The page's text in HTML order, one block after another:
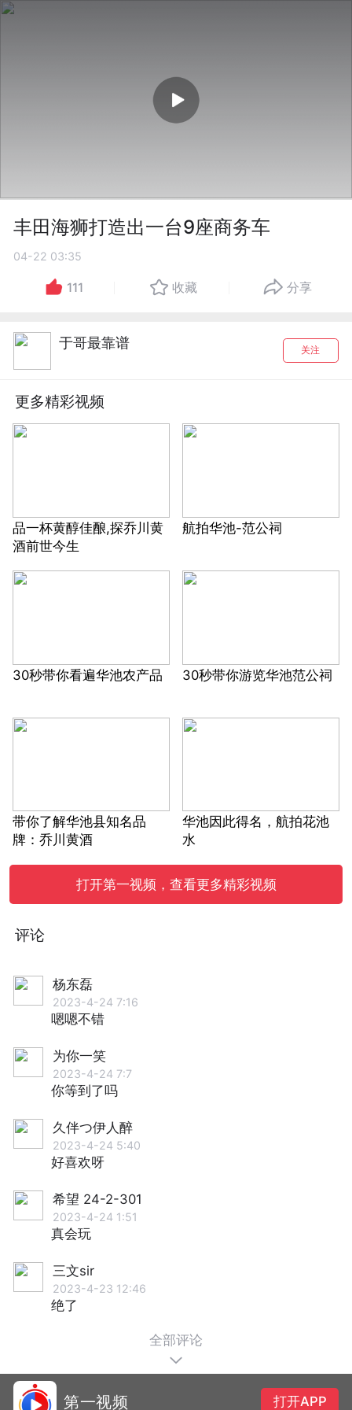
丰田海狮打造出一台9座商务车
04-22 03:35
111 收藏 分享
于哥最靠谱 关注
更多精彩视频
品一杯黄醇佳酿,探乔川黄
酒前世今生
航拍华池-范公祠
30秒带你看遍华池农产品 30秒带你游览华池范公祠
带你了解华池县知名品
牌：乔川黄酒
华池因此得名，航拍花池
水
打开第一视频，查看更多精彩视频
评论
杨东磊
2023-4-24 7:16
嗯嗯不错
为你一笑
2023-4-24 7:7
你等到了吗
久伴つ伊人醉
2023-4-24 5:40
好喜欢呀
希望 24-2-301
2023-4-24 1:51
真会玩
三文sir
2023-4-23 12:46
绝了
全部评论
第一视频 打开APP